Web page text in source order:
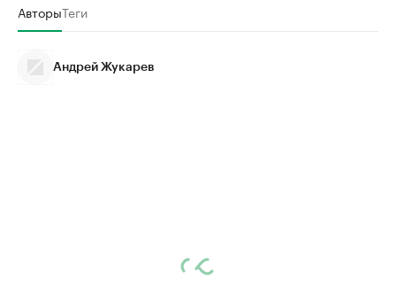
АвторыТеги
Андрей Жукарев